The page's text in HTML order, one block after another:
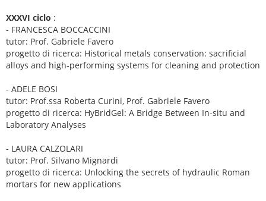
XXXVI ciclo :
- FRANCESCA BOCCACCINI
tutor: Prof. Gabriele Favero
progetto di ricerca: Historical metals conservation: sacrificial
alloys and high‑performing systems for cleaning and protection
- ADELE BOSI
tutor: Prof.ssa Roberta Curini, Prof. Gabriele Favero
progetto di ricerca: HyBridGel: A Bridge Between In-situ and
Laboratory Analyses
- LAURA CALZOLARI
tutor: Prof. Silvano Mignardi
progetto di ricerca: Unlocking the secrets of hydraulic Roman
mortars for new applications